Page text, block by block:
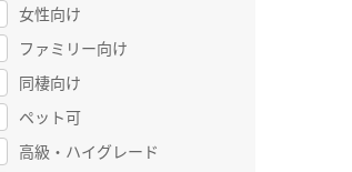
女性向け
ファミリー向け
同棲向け
ペット可
高級・ハイグレード